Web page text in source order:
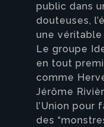
public dans
douteuses,
une
Le groupe
en tout
comme
Jérôme
l’Union pour
des